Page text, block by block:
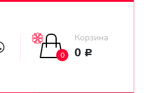
0
Корзина
0 Р